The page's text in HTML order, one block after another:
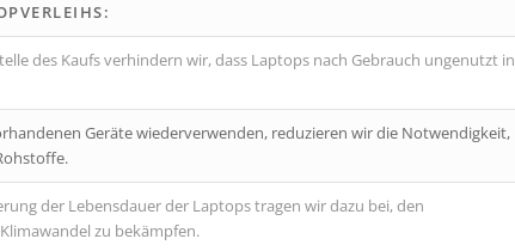
des Kaufs verhindern wir, dass Laptops nach Gebrauch ungenutzt in
Geräte wiederverwenden, reduzieren wir die Notwendigkeit,
der Lebensdauer der Laptops tragen wir dazu bei, den
zu bekämpfen.